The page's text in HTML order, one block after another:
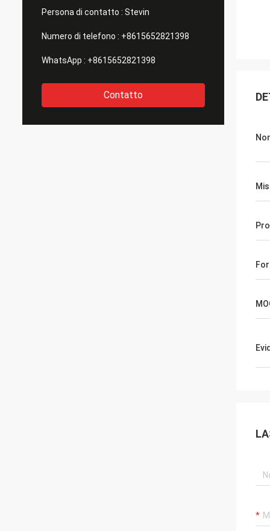
Persona di contatto : Stevin
Numero di telefono : +8615652821398
WhatsApp : +8615652821398
Contatto